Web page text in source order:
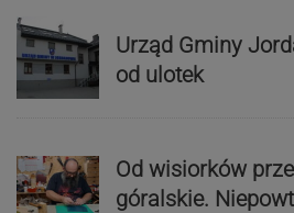
Urząd Gminy
od ulotek
Od wisiorków
góralskie.